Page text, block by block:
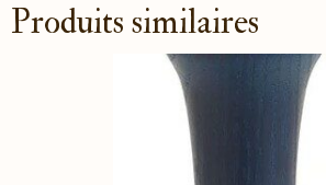
Produits similaires